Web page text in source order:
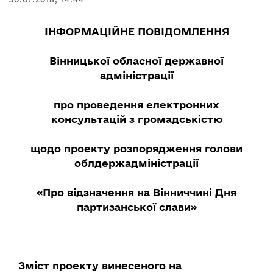
ІНФОРМАЦІЙНЕ ПОВІДОМЛЕННЯ
Вінницької обласної державної
адміністрації
про проведення електронних
консультацій з громадськістю
щодо проекту розпорядження голови
облдержадміністрації
«Про відзначення на Вінниччині Дня
партизанської слави»
Зміст проекту винесеного на